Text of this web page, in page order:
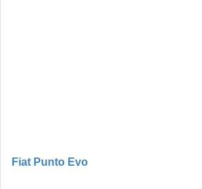
Fiat Punto Evo